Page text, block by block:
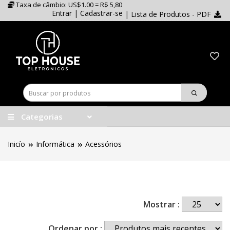
Taxa de câmbio: US$1.00 = R$ 5,80
Entrar | Cadastrar-se | Lista de Produtos - PDF
Categorias
Inicío Informática Acessórios
Mostrar :